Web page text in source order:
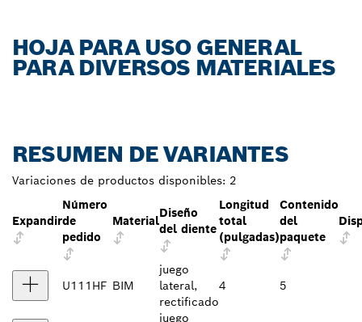
HOJA PARA USO GENERAL
PARA DIVERSOS MATERIALES
RESUMEN DE VARIANTES
Variaciones de productos disponibles: 2
Expandir
Número
de
pedido
Material
Diseño
del diente
Longitud
total
(pulgadas)
Contenido
del
paquete
U111HF BIM
juego
lateral,
rectificado
4 5
juego